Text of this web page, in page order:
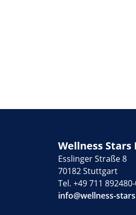
Wellness
Esslinger Straße 8
70182 Stuttgart
Tel. +49 711
info@wellness-